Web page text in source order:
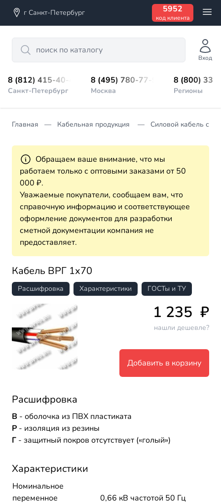
г Санкт-Петербург 5952
код клиента
Search
Вход
8 (812) 415-40-45
Санкт-Петербург
8 (495) 780-77-98
Москва
8 (800)
Регионы
Главная Кабельная продукция Силовой кабель с
Обращаем ваше внимание, что мы
работаем только с оптовыми заказами от 50
000 ₽.
Уважаемые покупатели, сообщаем вам, что
справочную информацию и соответствующее
оформление документов для разработки
сметной документации компания не
предоставляет.
Кабель ВРГ 1х70
Расшифровка Характеристики ГОСТы и ТУ
1 235 ₽
нашли дешевле?
Добавить в корзину
Расшифровка
В - оболочка из ПВХ пластиката
Р - изоляция из резины
Г - защитный покров отсутствует («голый»)
Характеристики
Номинальное
переменное
0,66 кВ частотой 50 Гц